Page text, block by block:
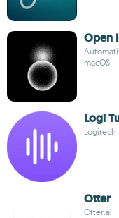
Open
macOS
Logi
Logitech
Otter
Otter.ai